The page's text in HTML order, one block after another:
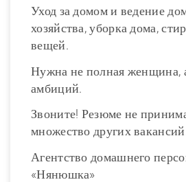
Уход за домом и ведение
хозяйства, уборка дома,
вещей.
Нужна не полная женщина,
амбиций.
Звоните! Резюме не
множество других
Агентство домашнего
«Нянюшка»